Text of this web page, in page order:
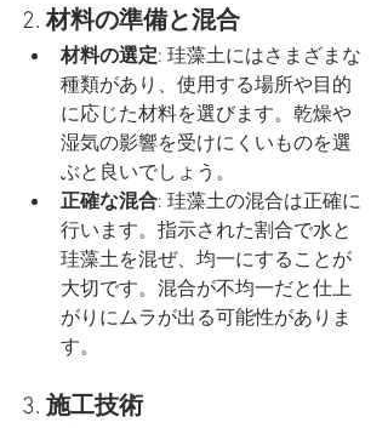
2. 材料の準備と混合
材料の選定: 珪藻土にはさまざまな
種類があり、使用する場所や目的
に応じた材料を選びます。乾燥や
湿気の影響を受けにくいものを選
ぶと良いでしょう。
正確な混合: 珪藻土の混合は正確に
行います。指示された割合で水と
珪藻土を混ぜ、均一にすることが
大切です。混合が不均一だと仕上
がりにムラが出る可能性がありま
す。
3. 施工技術